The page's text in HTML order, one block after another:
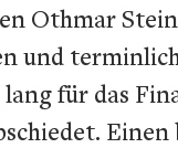
Othmar
und
lang für das